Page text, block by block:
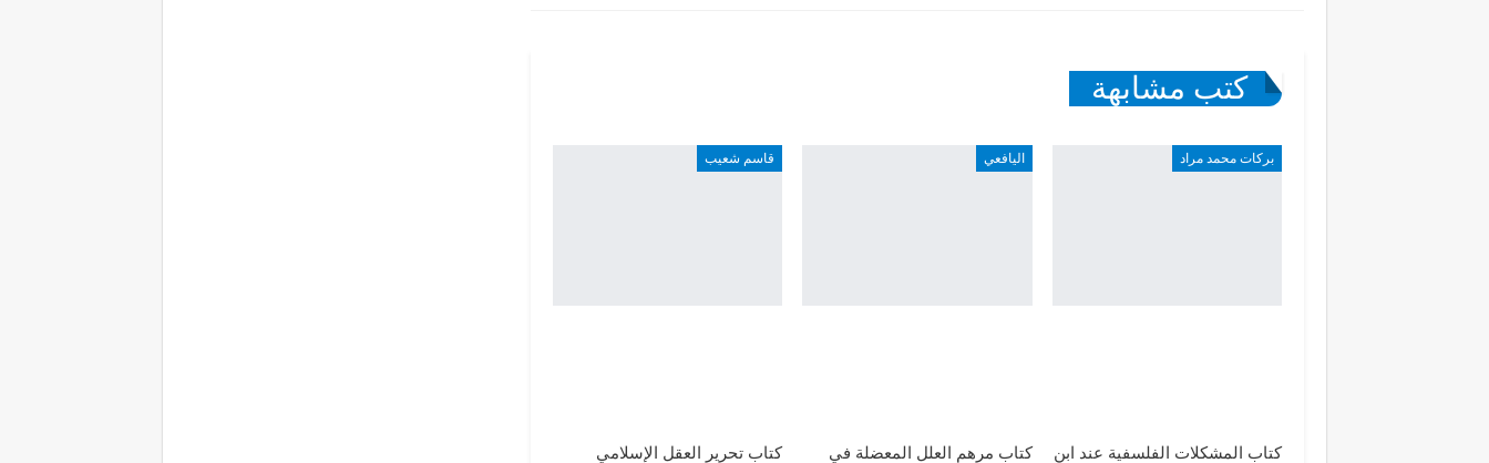
كتب مشابهة
بركات محمد مراد
كتاب المشكلات الفلسفية عند ابن
اليافعي
كتاب مرهم العلل المعضلة في
قاسم شعيب
كتاب تحرير العقل الإسلامي